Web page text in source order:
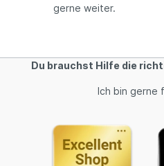
gerne weiter.
Du brauchst Hilfe die
Ich bin gerne